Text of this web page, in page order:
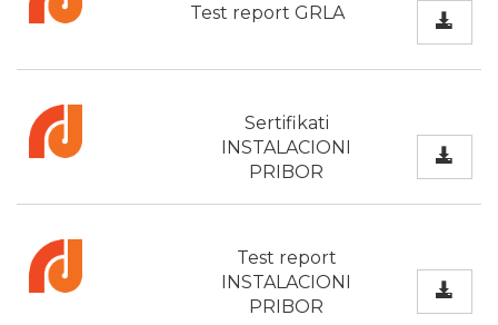
Test report GRLA
Sertifikati
INSTALACIONI
PRIBOR
Test report
INSTALACIONI
PRIBOR